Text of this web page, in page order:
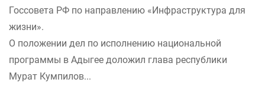
Госсовета РФ по направлению «Инфраструктура для
жизни».
О положении дел по исполнению национальной
программы в Адыгее доложил глава республики
Мурат Кумпилов...